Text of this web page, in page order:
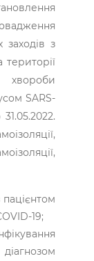
заходів з
хвороби
SARS-
19;